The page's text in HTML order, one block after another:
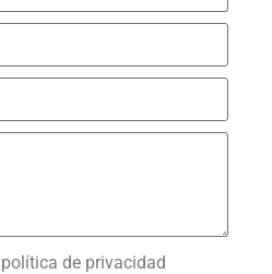
de privacidad